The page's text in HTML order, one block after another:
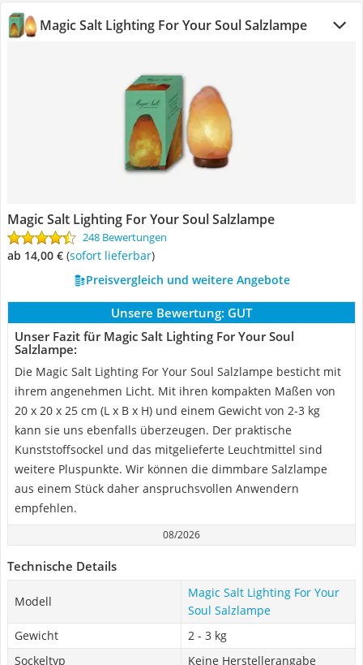
Magic Salt Lighting For Your Soul Salzlampe
Magic Salt Lighting For Your Soul Salzlampe
248 Bewertungen
ab 14,00 € ( Sofort lieferbar)
Preisvergleich und weitere Angebote
Unsere Bewertung: GUT
Unser Fazit für Magic Salt Lighting For Your Soul
Salzlampe:
Die Magic Salt Lighting For Your Soul Salzlampe besticht mit
ihrem angenehmen Licht. Mit ihren kompakten Maßen von
20 x 20 x 25 cm (L x B x H) und einem Gewicht von 2-3 kg
kann sie uns ebenfalls überzeugen. Der praktische
Kunststoffsockel und das mitgelieferte Leuchtmittel sind
weitere Pluspunkte. Wir können die dimmbare Salzlampe
aus einem Stück daher anspruchsvollen Anwendern
empfehlen.
08/2026
Technische Details
Modell
Magic Salt Lighting For Your
Soul Salzlampe
Gewicht
2 - 3 kg
Sockeltyp
Keine Herstellerangabe